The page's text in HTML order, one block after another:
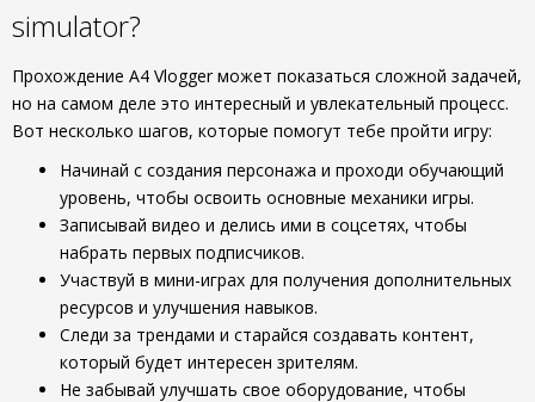
simulator?
Прохождение A4 Vlogger может показаться сложной задачей,
но на самом деле это интересный и увлекательный процесс.
Вот несколько шагов, которые помогут тебе пройти игру:
Начинай с создания персонажа и проходи обучающий
уровень, чтобы освоить основные механики игры.
Записывай видео и делись ими в соцсетях, чтобы
набрать первых подписчиков.
Участвуй в мини-играх для получения дополнительных
ресурсов и улучшения навыков.
Следи за трендами и старайся создавать контент,
который будет интересен зрителям.
Не забывай улучшать свое оборудование, чтобы